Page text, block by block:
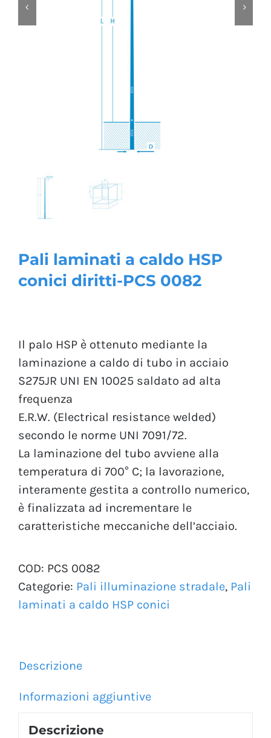
Pali laminati a caldo HSP
conici diritti-PCS 0082
Il palo HSP è ottenuto mediante la
laminazione a caldo di tubo in acciaio
S275JR UNI EN 10025 saldato ad alta
frequenza
E.R.W. (Electrical resistance welded)
secondo le norme UNI 7091/72.
La laminazione del tubo avviene alla
temperatura di 700° C; la lavorazione,
interamente gestita a controllo numerico,
è finalizzata ad incrementare le
caratteristiche meccaniche dell’acciaio.
COD: PCS 0082
Categorie: Pali illuminazione stradale, Pali
laminati a caldo HSP conici
Descrizione
Informazioni aggiuntive
Descrizione